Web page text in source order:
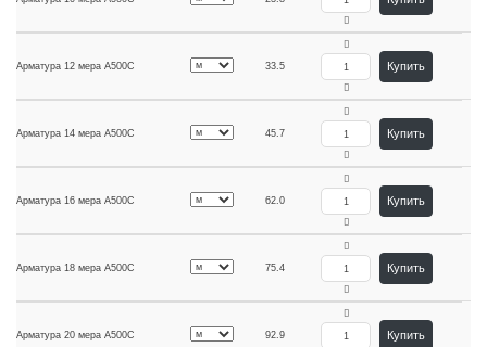
Арматура 12 мера А500С 33.5 Купить
Арматура 14 мера А500С 45.7 Купить
Арматура 16 мера А500С 62.0 Купить
Арматура 18 мера А500С 75.4 Купить
Арматура 20 мера А500С 92.9 Купить